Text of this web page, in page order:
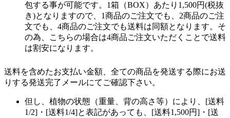
包する事が可能です。1箱（BOX）あたり1,500円(税抜
き)となりますので、1商品のご注文でも、2商品のご注
文でも、4商品のご注文でも送料は同額となります。そ
の為、こちらの場合は4商品ご注文いただくことで送料
は割安になります。
送料を含めたお支払い金額、全ての商品を発送する際にお送
りする発送完了メールにてご確認下さい。
但し、植物の状態（重量、背の高さ等）により、[送料
1/2]・[送料1/4]と表記があっても、[送料1,500円]・[送